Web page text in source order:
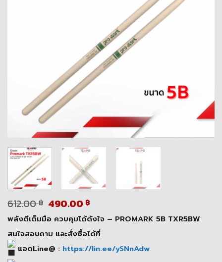
612.00฿ Original
was:
612.00 ฿.
490.00 ฿Current
price
is:
490.00 ฿.
พลังตีเต็มมือ ควบคุมได้ดังใจ – PROMARK 5B TXR5BW
สนใจสอบถาม และสั่งซื้อได้ที่
แอดLine@ : https://lin.ee/ySNnAdw